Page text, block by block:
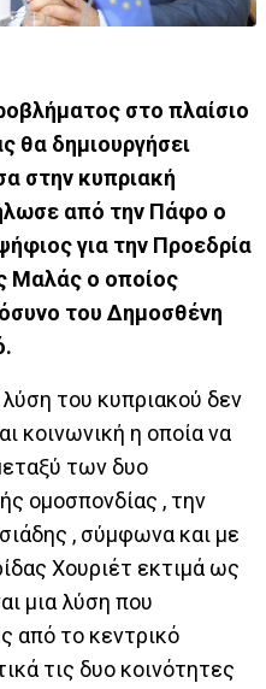
στο πλαίσιο
θα δημιουργήσει
στην κυπριακή
από την Πάφο ο
για την Προεδρία
Μαλάς ο οποίος
του Δημοσθένη
του κυπριακού δεν
κοινωνική η οποία να
των δυο
ομοσπονδίας , την
, σύμφωνα και με
Χουριέτ εκτιμά ως
μια λύση που
από το κεντρικό
τις δυο κοινότητες